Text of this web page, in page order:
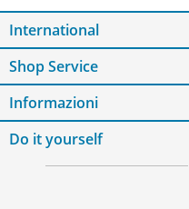
International
Shop Service
Informazioni
Do it yourself